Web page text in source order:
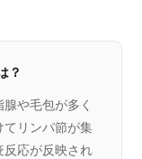
？
や毛包が多く
てリンパ節が集
反応が反映され